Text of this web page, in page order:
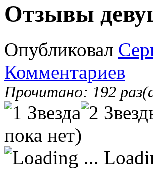
Отзывы
Опубликовал
Комментариев
Прочитано: 192
пока нет)